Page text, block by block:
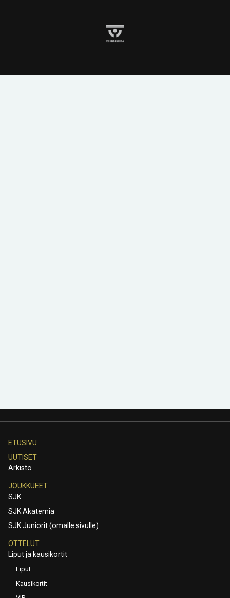
ETUSIVU
UUTISET
Arkisto
JOUKKUEET
SJK
SJK Akatemia
SJK Juniorit (omalle sivulle)
OTTELUT
Liput ja kausikortit
Liput
Kausikortit